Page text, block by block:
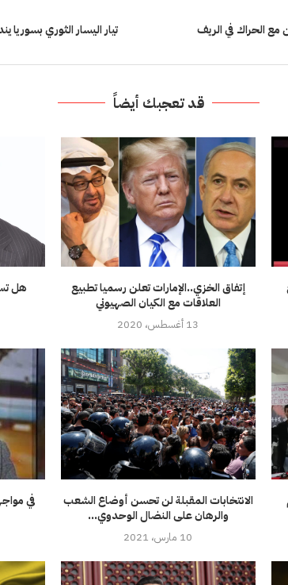
الحراك في الريف
تيار اليسار الثوري بسوريا
قد تعجبك أيضاً
هل
إتفاق الخزي..الإمارات تعلن رسميا تطبيع
العلاقات مع الكيان الصهيوني
13 أغسطس، 2020
في
الانتخابات المقبلة لن تحسن أوضاع الشعب
والرهان على النضال الوحدوي...
10 مارس، 2021